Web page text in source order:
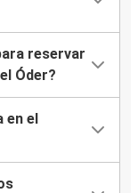
reservar
Óder?
en el